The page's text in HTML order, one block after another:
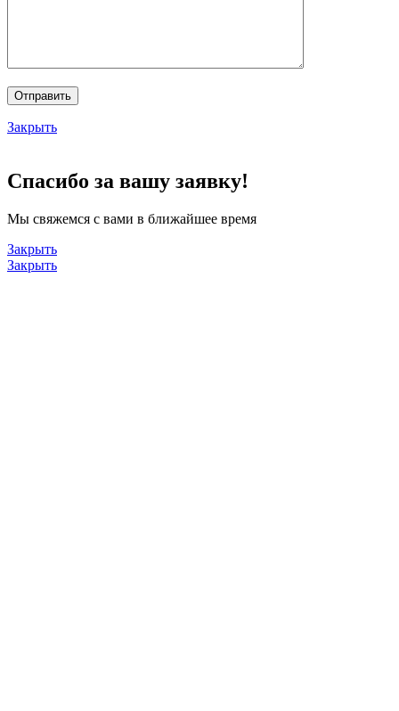
Закрыть
Спасибо за вашу заявку!
Мы свяжемся с вами в ближайшее время
Закрыть
Закрыть